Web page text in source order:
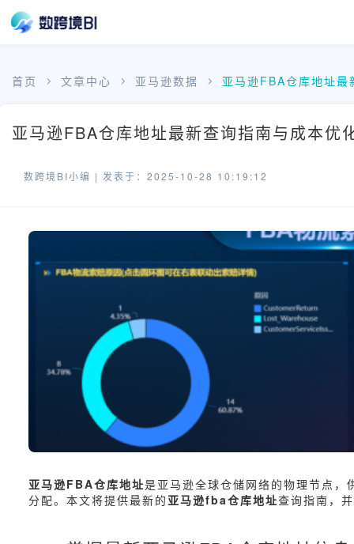
首页 文章中心 亚马逊数据 亚马逊FBA仓库地址
亚马逊FBA仓库地址最新查询指南与成本优
数跨境BI小编 | 发表于：2025-10-28 10:19:12
亚马逊FBA仓库地址是亚马逊全球仓储网络的物理节点
分配。本文将提供最新的亚马逊fba仓库地址查询指南，